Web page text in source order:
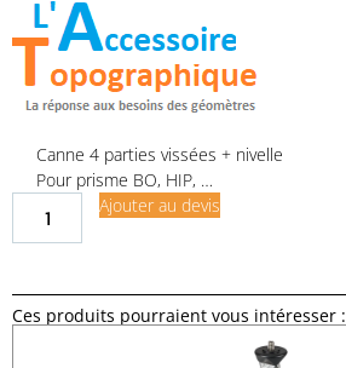
Canne 4 parties vissées + nivelle
Pour prisme BO, HIP, …
Ajouter au devis
Ces produits pourraient vous intéresser :